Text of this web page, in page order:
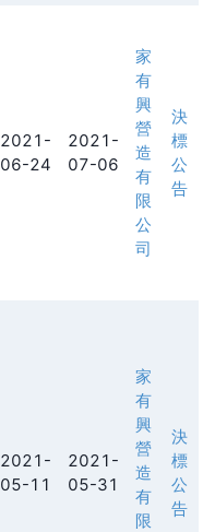
2021-
06-24
2021-
07-06
家
有
興
營
造
有
限
公
司
決
標
公
告
2021-
05-11
2021-
05-31
家
有
興
營
造
有
限
決
標
公
告